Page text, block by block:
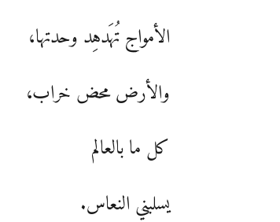
الأمواج تُهَدهِد وحدتها،
والأرض محض خراب،
كل ما بالعالم
يسلبني النعاس.